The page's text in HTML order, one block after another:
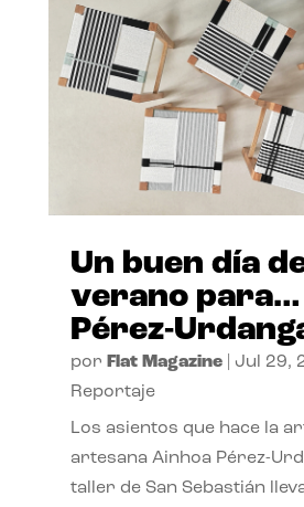
Un buen día
verano para…
Pérez-
por Flat Magazine| Jul 29,
Reportaje
Los asientos que hace la
artesana Ainhoa Pérez-
taller de San Sebastián